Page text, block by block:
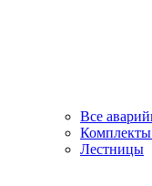
Все
Комплекты
Лестницы